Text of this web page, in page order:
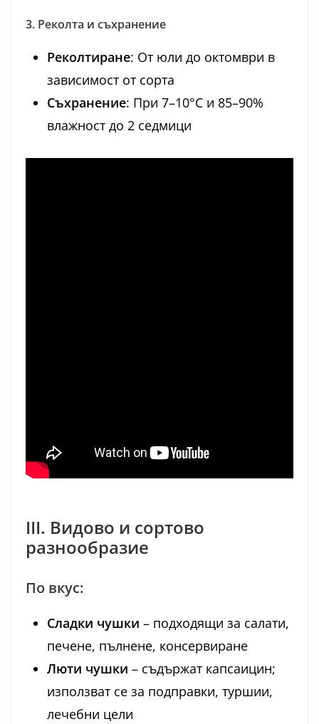
3. Реколта и съхранение
Реколтиране: От юли до октомври в
зависимост от сорта
Съхранение: При 7–10°C и 85–90%
влажност до 2 седмици
III. Видово и сортово
разнообразие
По вкус:
Сладки чушки – подходящи за салати,
печене, пълнене, консервиране
Люти чушки – съдържат капсаицин;
използват се за подправки, туршии,
лечебни цели